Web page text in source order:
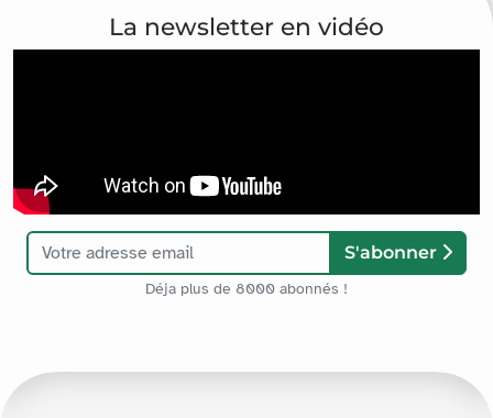
La newsletter en vidéo
S'abonner
Déja plus de 8000 abonnés !